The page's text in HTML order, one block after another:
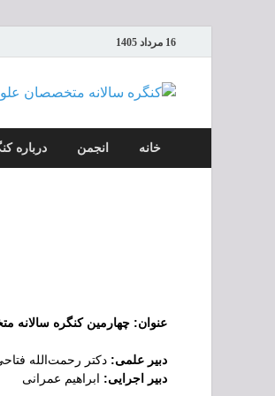
16 مرداد 1405
خانه انجمن درباره
عنوان: چهارمین کنگره سالانه
دبیر علمی: دکتر رحمت‌الله
دبیر اجرایی: ابراهیم عمرانی